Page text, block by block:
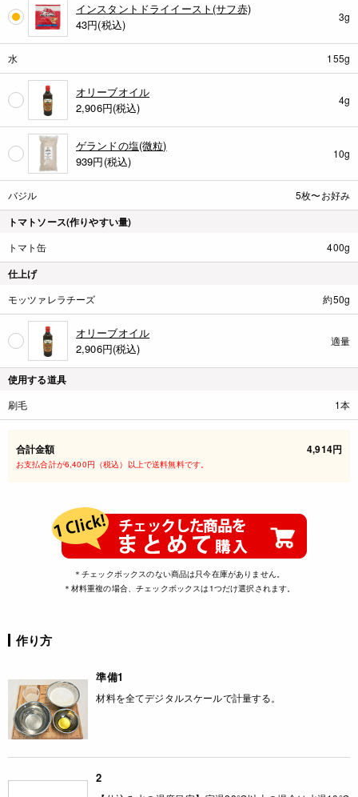
インスタントドライイースト(サフ赤)
43円(税込)
3g
水 155g
オリーブオイル
2,906円(税込)
4g
ゲランドの塩(微粒)
939円(税込)
10g
バジル 5枚〜お好み
トマトソース(作りやすい量)
トマト缶 400g
仕上げ
モッツァレラチーズ 約50g
オリーブオイル
2,906円(税込)
適量
使用する道具
刷毛 1本
合計金額 4,914円
お支払合計が6,400円（税込）以上で送料無料です。
＊チェックボックスのない商品は只今在庫がありません。
＊材料重複の場合、チェックボックスは1つだけ選択されます。
作り方
準備1
材料を全てデジタルスケールで計量する。
2